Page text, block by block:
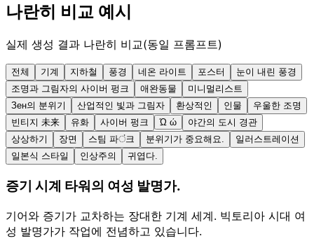
나란히 비교 예시
실제 생성 결과 나란히 비교(동일 프롬프트)
전체 기계 지하철 풍경 네온 라이트 포스터
눈이 내린 풍경
조명과 그림자의 사이버 펑크
애완동물
미니멀리스트
Зен의 분위기
산업적인 빛과 그림자 환상적인 인물
우울한 조명
빈티지 未来
유화 사이버 펑크 Ώ ώ
야간의 도시 경관
상상하기
장면 스팀 파ं크 분위기가 중요해요.
일러스트레이션
일본식 스타일
인상주의 귀엽다.
증기 시계 타워의 여성 발명가.
기어와 증기가 교차하는 장대한 기계 세계. 빅토리아 시대 여
성 발명가가 작업에 전념하고 있습니다.